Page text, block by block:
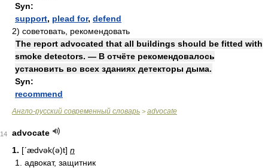
Syn:
support, plead for, defend
2) советовать, рекомендовать
The report advocated that all buildings should be fitted with
smoke detectors. — В отчёте рекомендовалось
установить во всех зданиях детекторы дыма.
Syn:
recommend
Англо-русский современный словарь > advocate
14
advocate
1. [ʹædvək(ə)t] n
1. адвокат, защитник